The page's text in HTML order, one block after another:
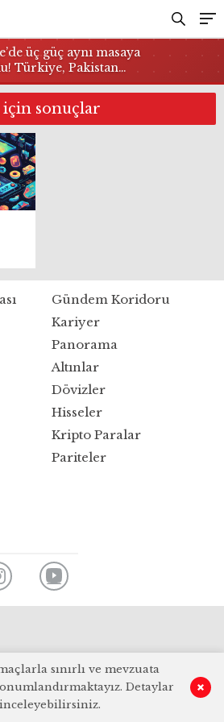
üç güç aynı masaya
Türkiye, Pakistan…
sonuçlar
Gündem Koridoru
Kariyer
Panorama
Altınlar
Dövizler
Hisseler
Kripto Paralar
Pariteler
sınırlı ve mevzuata
Detaylar
inceleyebilirsiniz.